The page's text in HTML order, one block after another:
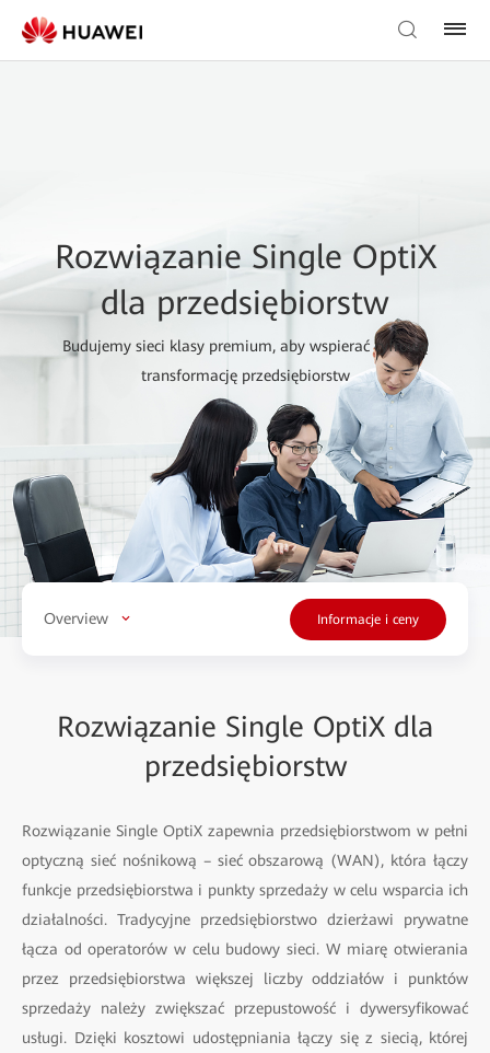
Rozwiązanie Single OptiX
dla przedsiębiorstw
Budujemy sieci klasy premium, aby wspierać cyfrową
transformację przedsiębiorstw
Overview Informacje i ceny
Rozwiązanie Single OptiX dla
przedsiębiorstw
Rozwiązanie Single OptiX zapewnia przedsiębiorstwom w pełni
optyczną sieć nośnikową – sieć obszarową (WAN), która łączy
funkcje przedsiębiorstwa i punkty sprzedaży w celu wsparcia ich
działalności. Tradycyjne przedsiębiorstwo dzierżawi prywatne
łącza od operatorów w celu budowy sieci. W miarę otwierania
przez przedsiębiorstwa większej liczby oddziałów i punktów
sprzedaży należy zwiększać przepustowość i dywersyfikować
usługi. Dzięki kosztowi udostępniania łączy się z siecią, której